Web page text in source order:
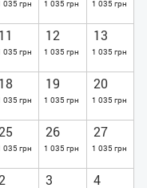
035 грн 1 035 грн 1 035 грн
11
035 грн
12
1 035 грн
13
1 035 грн
18
035 грн
19
1 035 грн
20
1 035 грн
035 грн
26
1 035 грн
27
1 035 грн
3 4